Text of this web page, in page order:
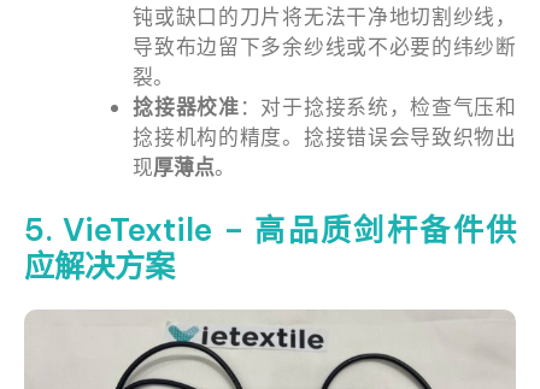
钝或缺口的刀片将无法干净地切割纱线，
导致布边留下多余纱线或不必要的纬纱断
裂。
捻接器校准：对于捻接系统，检查气压和
捻接机构的精度。捻接错误会导致织物出
现厚薄点。
5. VieTextile – 高品质剑杆备件供
应解决方案